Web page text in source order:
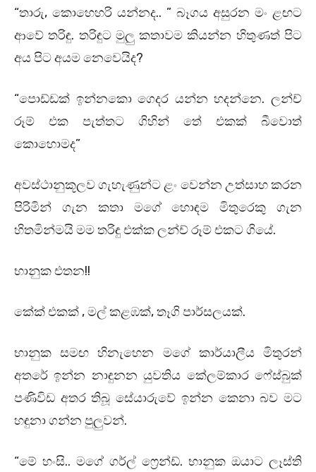
“තාරු, කොහෙහරි යන්නද.. ” බෑගය අසුරන මං ළඟට
ආවේ තරිඳු. තරිඳුට මුලු කතාවම කියන්න හිතුණත් පිට
අය පිට අයම නෙවෙයිද?
“පොඩ්ඩක් ඉන්නකො ගෙදර යන්න හදන්නෙ. ලන්ච්
රූම් එක පැත්තට ගිහින් තේ එකක් බීවොත්
කොහොමද”
අවස්ථානුකූලව ගැහැණුන්ට ළං වෙන්න උත්සාහ කරන
පිරිමින් ගැන කතා මගේ හොඳම මිතුරෙකු ගැන
හිතමින්මයි මම තරිඳු එක්ක ලන්ච් රූම් එකට ගියේ.
භානුක එතන!!
කේක් එකක් , මල් කළඹක්, තෑගි පාර්සලයක්.
භානුක සමඟ හිනැහෙන මගේ කාර්යාලීය මිතුරන්
අතරේ ඉන්න නාඳුනන යුවතිය කේලම්කාර ෆේස්බුක්
පණිවිඩ අතර තිබූ සේයාරුවේ ඉන්න කෙනා බව මට
හඳුනා ගන්න පුලුවන්.
“මේ හංසි.. මගේ ගර්ල් ෆ්‍රෙන්ඩ්. භානුක ඔයාට ලෑස්ති